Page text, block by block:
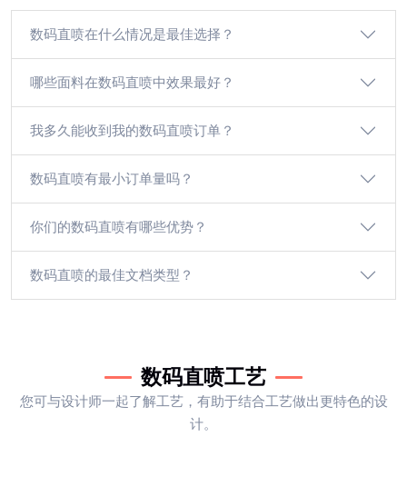
数码直喷在什么情况是最佳选择？
哪些面料在数码直喷中效果最好？
我多久能收到我的数码直喷订单？
数码直喷有最小订单量吗？
你们的数码直喷有哪些优势？
数码直喷的最佳文档类型？
数码直喷工艺
您可与设计师一起了解工艺，有助于结合工艺做出更特色的设
计。